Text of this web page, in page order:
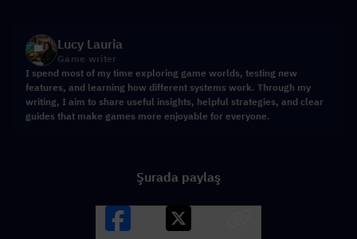
Lucy Lauria
Game writer
I spend most of my time exploring game worlds, testing new
features, and learning how different systems work. Through my
writing, I aim to share useful insights, helpful strategies, and clear
guides that make games more enjoyable for everyone.
Şurada paylaş